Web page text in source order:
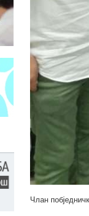
Члан